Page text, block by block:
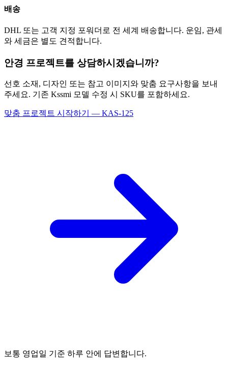
배송
DHL 또는 고객 지정 포워더로 전 세계 배송합니다. 운임, 관세
와 세금은 별도 견적합니다.
안경 프로젝트를 상담하시겠습니까?
선호 소재, 디자인 또는 참고 이미지와 맞춤 요구사항을 보내
주세요. 기존 Kssmi 모델 수정 시 SKU를 포함하세요.
맞춤 프로젝트 시작하기 — KAS-125
보통 영업일 기준 하루 안에 답변합니다.